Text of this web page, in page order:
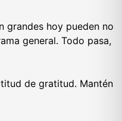
grandes hoy pueden no
general. Todo pasa,
de gratitud. Mantén